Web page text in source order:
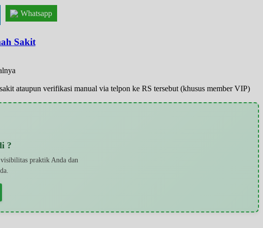
Whatsapp
Sakit
ataupun verifikasi manual via telpon ke RS tersebut (khusus member VIP)
?
praktik Anda dan